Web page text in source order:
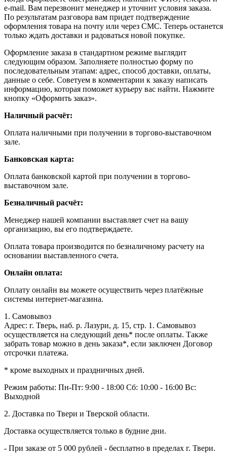
e-mail. Вам перезвонит менеджер и уточнит условия заказа.
По результатам разговора вам придет подтверждение
оформления товара на почту или через СМС. Теперь останется
только ждать доставки и радоваться новой покупке.
Оформление заказа в стандартном режиме выглядит
следующим образом. Заполняете полностью форму по
последовательным этапам: адрес, способ доставки, оплаты,
данные о себе. Советуем в комментарии к заказу написать
информацию, которая поможет курьеру вас найти. Нажмите
кнопку «Оформить заказ».
Наличный расчёт:
Оплата наличными при получении в торгово-выставочном
зале.
Банковская карта:
Оплата банковской картой при получении в торгово-
выставочном зале.
Безналичный расчёт:
Менеджер нашей компании выставляет счет на вашу
организацию, вы его подтверждаете.
Оплата товара производится по безналичному расчету на
основании выставленного счета.
Онлайн оплата:
Оплату онлайн вы можете осуществить через платёжные
системы интернет-магазина.
1. Самовывоз
Адрес: г. Тверь, наб. р. Лазури, д. 15, стр. 1. Самовывоз
осуществляется на следующий день* после оплаты. Также
забрать товар можно в день заказа*, если заключен Договор
отсрочки платежа.
* кроме выходных и праздничных дней.
Режим работы: Пн-Пт: 9:00 - 18:00 Сб: 10:00 - 16:00 Вс:
Выходной
2. Доставка по Твери и Тверской области.
Доставка осуществляется только в будние дни.
- При заказе от 5 000 рублей - бесплатно в пределах г. Твери.